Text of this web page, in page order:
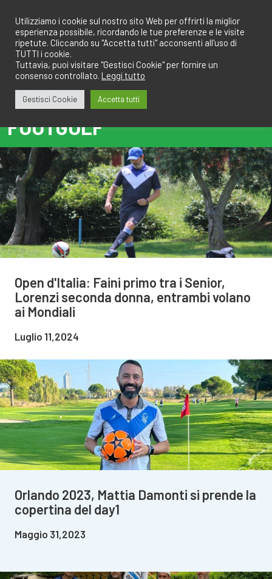
contenuto
FOOTGOLF
Open d'Italia: Faini primo tra i Senior,
Lorenzi seconda donna, entrambi volano
ai Mondiali
Luglio 11,2024
Orlando 2023, Mattia Damonti si prende la
copertina del day1
Maggio 31,2023
Utilizziamo i cookie sul nostro sito Web per offrirti la miglior
esperienza possibile, ricordando le tue preferenze e le visite
ripetute. Cliccando su "Accetta tutti" acconsenti all'uso di
TUTTI i cookie.
Tuttavia, puoi visitare "Gestisci Cookie" per fornire un
consenso controllato. Leggi tutto
Gestisci Cookie Accetta tutti